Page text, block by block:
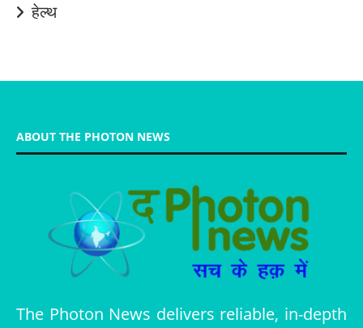
हेल्थ
ABOUT THE PHOTON NEWS
The Photon News delivers reliable, in-depth